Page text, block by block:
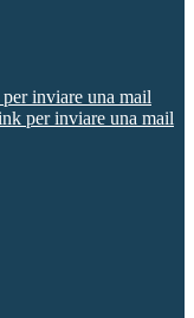
inviare una mail
per inviare una mail